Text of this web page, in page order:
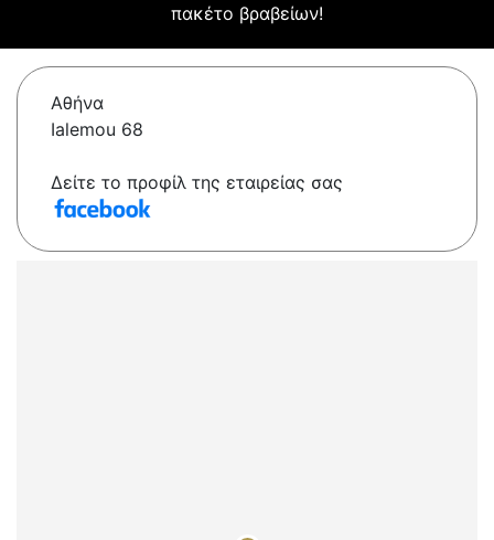
πακέτο βραβείων!
Αθήνα
Ialemou 68
Δείτε το προφίλ της εταιρείας σας